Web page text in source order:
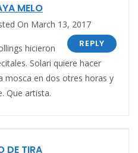
MELO
On March 13, 2017
REPLY
hicieron
Solari quiere hacer
mosca en dos otres horas y
Que artista.
DE TIRA